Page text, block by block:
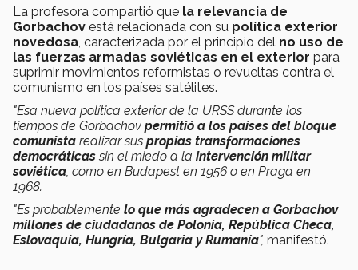
La profesora compartió que la relevancia de
Gorbachov está relacionada con su política exterior
novedosa, caracterizada por el principio del no uso de
las fuerzas armadas soviéticas en el exterior para
suprimir movimientos reformistas o revueltas contra el
comunismo en los países satélites.
"Esa nueva política exterior de la URSS durante los
tiempos de Gorbachov permitió a los países del bloque
comunista realizar sus propias transformaciones
democráticas sin el miedo a la intervención militar
soviética, como en Budapest en 1956 o en Praga en
1968.
"Es probablemente lo que más agradecen a Gorbachov
millones de ciudadanos de Polonia, República Checa,
Eslovaquia, Hungría, Bulgaria y Rumanía", manifestó.